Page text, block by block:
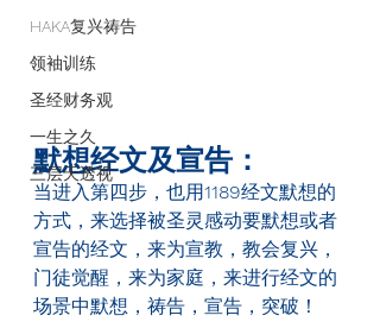
HAKA复兴祷告
领袖训练
圣经财务观
一生之久
三层天透视
默想经文及宣告：
当进入第四步，也用1189经文默想的
方式，来选择被圣灵感动要默想或者
宣告的经文，来为宣教，教会复兴，
门徒觉醒，来为家庭，来进行经文的
场景中默想，祷告，宣告，突破！